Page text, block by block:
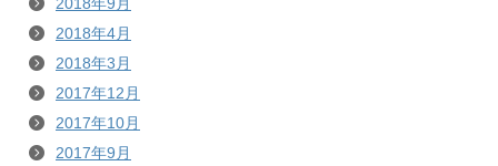
2018年4月
2018年3月
2017年12月
2017年10月
2017年9月